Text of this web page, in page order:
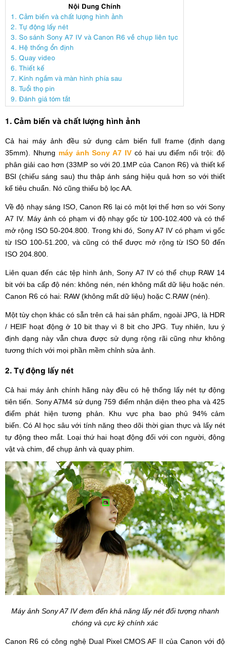
Nội Dung Chính
1. Cảm biến và chất lượng hình ảnh
2. Tự động lấy nét
3. So sánh Sony A7 IV và Canon R6 về chụp liên tục
4. Hệ thống ổn định
5. Quay video
6. Thiết kế
7. Kính ngắm và màn hình phía sau
8. Tuổi thọ pin
9. Đánh giá tóm tắt
1. Cảm biến và chất lượng hình ảnh
Cả hai máy ảnh đều sử dụng cảm biến full frame (định dạng
35mm). Nhưng máy ảnh Sony A7 IV có hai ưu điểm nổi trội: độ
phân giải cao hơn (33MP so với 20.1MP của Canon R6) và thiết kế
BSI (chiếu sáng sau) thu thập ánh sáng hiệu quả hơn so với thiết
kế tiêu chuẩn. Nó cũng thiếu bộ lọc AA.
Về độ nhạy sáng ISO, Canon R6 lại có một lợi thế hơn so với Sony
A7 IV. Máy ảnh có phạm vi độ nhạy gốc từ 100-102.400 và có thể
mở rộng ISO 50-204.800. Trong khi đó, Sony A7 IV có phạm vi gốc
từ ISO 100-51.200, và cũng có thể được mở rộng từ ISO 50 đến
ISO 204.800.
Liên quan đến các tệp hình ảnh, Sony A7 IV có thể chụp RAW 14
bit với ba cấp độ nén: không nén, nén không mất dữ liệu hoặc nén.
Canon R6 có hai: RAW (không mất dữ liệu) hoặc C.RAW (nén).
Một tùy chọn khác có sẵn trên cả hai sản phẩm, ngoài JPG, là HDR
/ HEIF hoạt động ở 10 bit thay vì 8 bit cho JPG. Tuy nhiên, lưu ý
định dạng này vẫn chưa được sử dụng rộng rãi cũng như không
tương thích với mọi phần mềm chỉnh sửa ảnh.
2. Tự động lấy nét
Cả hai máy ảnh chính hãng này đều có hệ thống lấy nét tự động
tiên tiến. Sony A7M4 sử dụng 759 điểm nhận diện theo pha và 425
điểm phát hiện tương phản. Khu vực pha bao phủ 94% cảm
biến. Có AI học sâu với tính năng theo dõi thời gian thực và lấy nét
tự động theo mắt. Loại thứ hai hoạt động đối với con người, động
vật và chim, để chụp ảnh và quay phim.
Máy ảnh Sony A7 IV đem đến khả năng lấy nét đối tượng nhanh
chóng và cực kỳ chính xác
Canon R6 có công nghệ Dual Pixel CMOS AF II của Canon với độ